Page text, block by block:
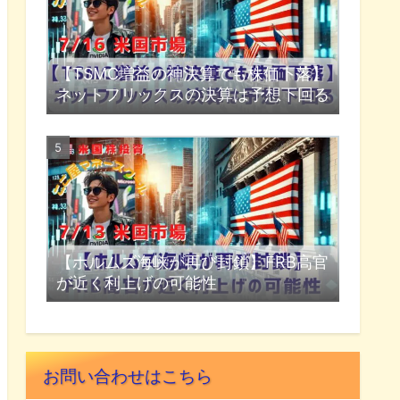
【TSMC増益の神決算でも株価下落】
ネットフリックスの決算は予想下回る
【ホルムズ海峡が再び封鎖】FRB高官
が近く利上げの可能性
お問い合わせはこちら